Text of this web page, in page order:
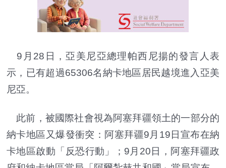
9月28日，亞美尼亞總理帕西尼揚的發言人表
示，已有超過65306名納卡地區居民越境進入亞美
尼亞。
此前，被國際社會視為阿塞拜疆領土的一部分的
納卡地區又爆發衝突：阿塞拜疆9月19日宣布在納
卡地區啟動「反恐行動」；9月20日，阿塞拜疆政